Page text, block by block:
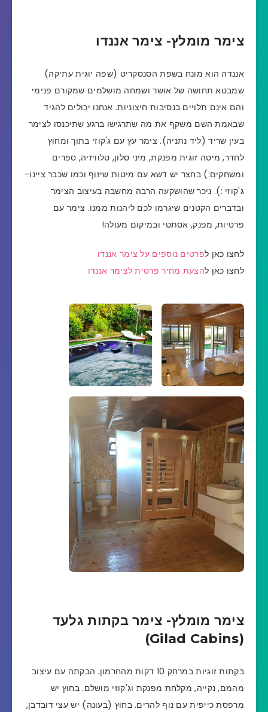
צימר מומלץ- צימר אננדו
אננדה הוא מונח בשפת הסנסקריט (שפה יוגית עתיקה)
שמבטא תחושה של אושר ושמחה מושלמים שמקורם פנימי
והם אינם תלויים בנסיבות חיצוניות. אנחנו יכולים להגיד
שבאמת השם משקף את מה שתרגישו ברגע שתיכנסו לצימר
בעין שריד (ליד נתניה). צימר עץ עם ג'קוזי בתוך ומחוץ
לחדר, מיטה זוגית מפנקת, מיני סלון, טלוויזיה, ספרים
ומשחקים:) בחצר יש דשא עם מיטות שיזוף וכמו שכבר ציינו-
ג'קוזי :). ניכר שהושקעה הרבה מחשבה בעיצוב הצימר
ובדברים הקטנים שיגרמו לכם ליהנות ממנו. צימר עם
פרטיות, מפנק, אסתטי ובמיקום מעולה!
לחצו כאן לפרטים נוספים על צימר אננדו
לחצו כאן להצעת מחיר פרטית לצימר אננדו
צימר מומלץ- צימר בקתות גלעד
(Gilad Cabins)
בקתות זוגיות במרחק 10 דקות מהחרמון. הבקתה עם עיצוב
מהמם, נקייה, מקלחת מפנקת וג'קוזי מושלם. בחוץ יש
מרפסת כייפית עם נוף להרים. בחוץ (בעונה) יש עצי דובדבן,